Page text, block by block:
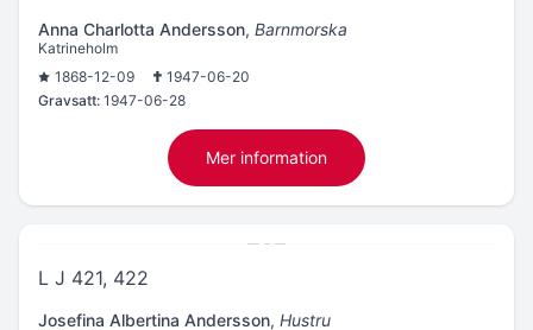
Anna Charlotta Andersson, Barnmorska
Katrineholm
1868-12-09
1947-06-20
Gravsatt: 1947-06-28
Mer information
L J 421, 422
Josefina Albertina Andersson, Hustru